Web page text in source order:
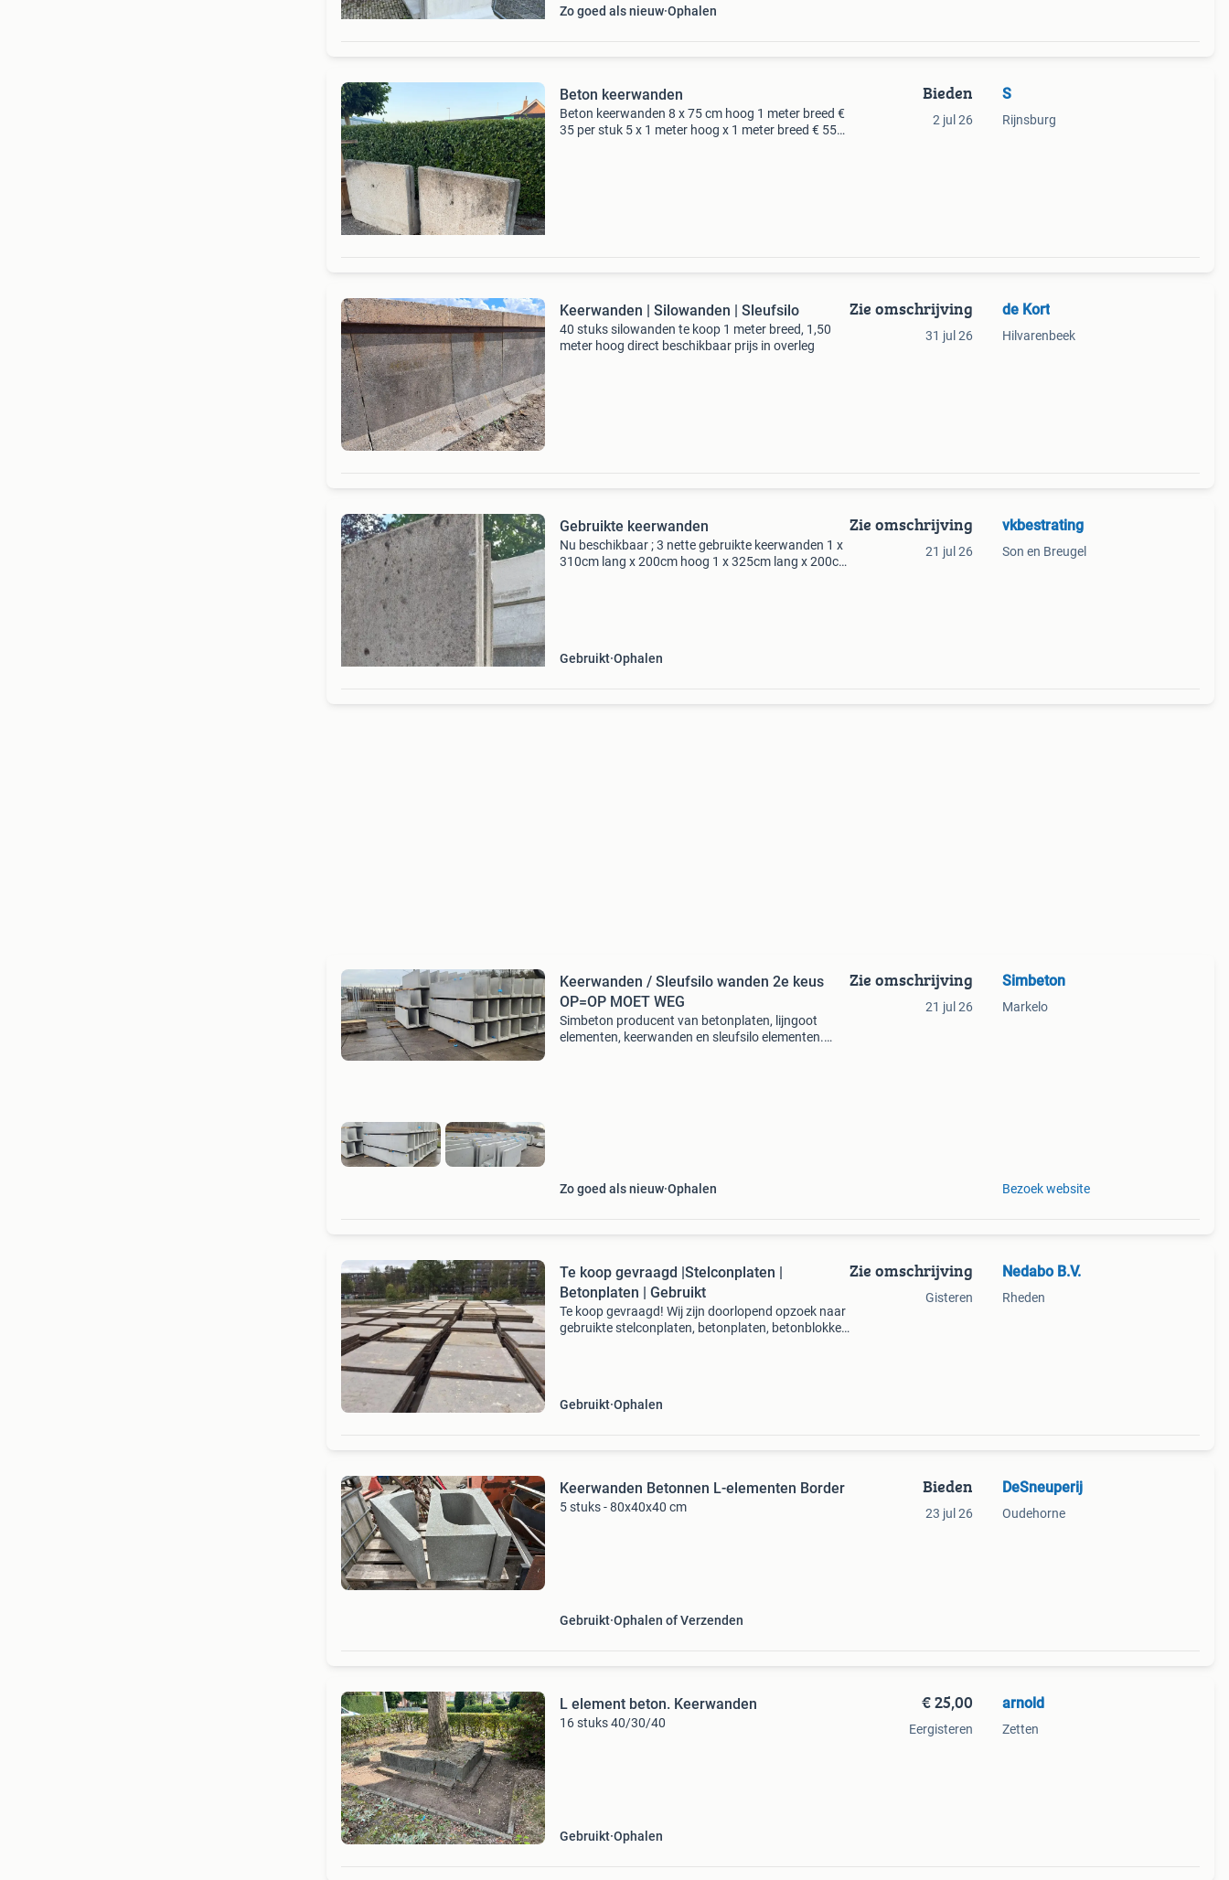
Zo goed als nieuw Ophalen
Beton keerwanden
Beton keerwanden 8 x 75 cm hoog 1 meter breed €
35 per stuk 5 x 1 meter hoog x 1 meter breed € 55
Bieden
2 jul 26
S
Rijnsburg
Keerwanden | Silowanden | Sleufsilo
40 stuks silowanden te koop 1 meter breed, 1,50
meter hoog direct beschikbaar prijs in overleg
Zie omschrijving
31 jul 26
de Kort
Hilvarenbeek
Gebruikte keerwanden
Nu beschikbaar ; 3 nette gebruikte keerwanden 1 x
310cm lang x 200cm hoog 1 x 325cm lang x 200cm
Gebruikt Ophalen
Zie omschrijving
21 jul 26
vkbestrating
Son en Breugel
Keerwanden / Sleufsilo wanden 2e keus
OP=OP MOET WEG
Simbeton producent van betonplaten, lijngoot
elementen, keerwanden en sleufsilo elementen.
Zo goed als nieuw Ophalen
Zie omschrijving
21 jul 26
Simbeton
Markelo
Bezoek website
Te koop gevraagd |Stelconplaten |
Betonplaten | Gebruikt
Te koop gevraagd! Wij zijn doorlopend opzoek naar
gebruikte stelconplaten, betonplaten, betonblokken
Gebruikt Ophalen
Zie omschrijving
Gisteren
Nedabo B.V.
Rheden
Keerwanden Betonnen L-elementen Border
5 stuks - 80x40x40 cm
Gebruikt Ophalen of Verzenden
Bieden
23 jul 26
DeSneuperij
Oudehorne
L element beton. Keerwanden
16 stuks 40/30/40
Gebruikt Ophalen
€ 25,00
Eergisteren
arnold
Zetten